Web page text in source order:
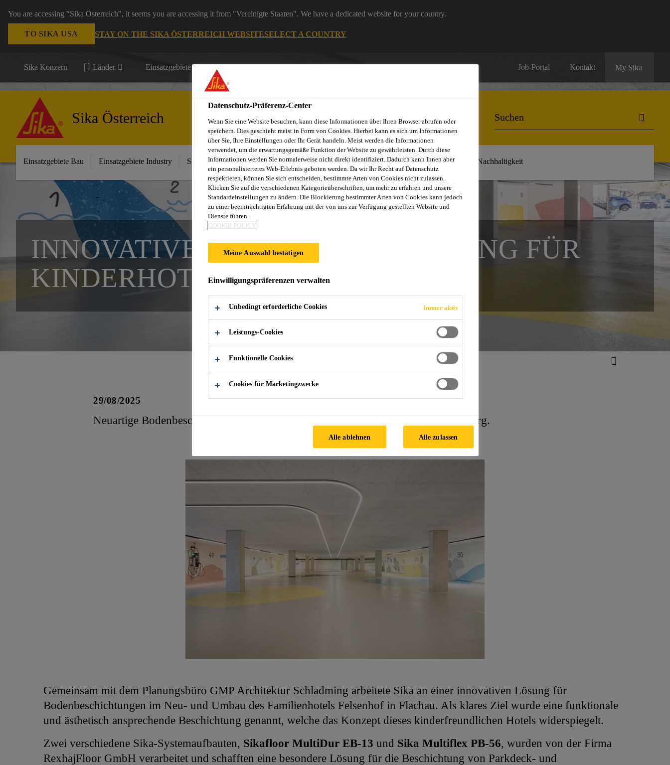
You are accessing "Sika Österreich", it seems you are accessing it from "Vereinigte Staaten". We have a dedicated website for your country.
TO SIKA USA STAY ON THE SIKA ÖSTERREICH WEBSITESELECT A COUNTRY
Sika Konzern Länder Einsatzgebiete Job-Portal Kontakt My Sika
Sika Österreich
Einsatzgebiete Bau Einsatzgebiete Industry Sika im Handel Starke Marken Services & Downloads News Über uns Nachhaltigkeit
INNOVATIVE BODENBESCHICHTUNG FÜR
KINDERHOTEL FELSENHOF
29/08/2025
Neuartige Bodenbeschichtung für ein familienfreundliches Hotelkonzept in Salzburg.
Gemeinsam mit dem Planungsbüro GMP Architektur Schladming arbeitete Sika an einer innovativen Lösung für
Bodenbeschichtungen im Neu- und Umbau des Familienhotels Felsenhof in Flachau. Als klares Ziel wurde eine funktionale
und ästhetisch ansprechende Beschichtung genannt, welche das Konzept dieses kinderfreundlichen Hotels widerspiegelt.
Zwei verschiedene Sika-Systemaufbauten, Sikafloor MultiDur EB-13 und Sika Multiflex PB-56, wurden von der Firma
RexhajFloor GmbH verarbeitet und schafften eine besondere Lösung für die Beschichtung von Parkdeck- und
Datenschutz-Präferenz-Center
Wenn Sie eine Website besuchen, kann diese Informationen über Ihren Browser abrufen oder
speichern. Dies geschieht meist in Form von Cookies. Hierbei kann es sich um Informationen
über Sie, Ihre Einstellungen oder Ihr Gerät handeln. Meist werden die Informationen
verwendet, um die erwartungsgemäße Funktion der Website zu gewährleisten. Durch diese
Informationen werden Sie normalerweise nicht direkt identifiziert. Dadurch kann Ihnen aber
ein personalisierteres Web-Erlebnis geboten werden. Da wir Ihr Recht auf Datenschutz
respektieren, können Sie sich entscheiden, bestimmte Arten von Cookies nicht zulassen.
Klicken Sie auf die verschiedenen Kategorieüberschriften, um mehr zu erfahren und unsere
Standardeinstellungen zu ändern. Die Blockierung bestimmter Arten von Cookies kann jedoch
zu einer beeinträchtigten Erfahrung mit der von uns zur Verfügung gestellten Website und
Dienste führen.
COOKIE POLICY
Meine Auswahl bestätigen
Einwilligungspräferenzen verwalten
Unbedingt erforderliche Cookies Immer aktiv
Leistungs-Cookies
Funktionelle Cookies
Cookies für Marketingzwecke
Alle ablehnen Alle zulassen